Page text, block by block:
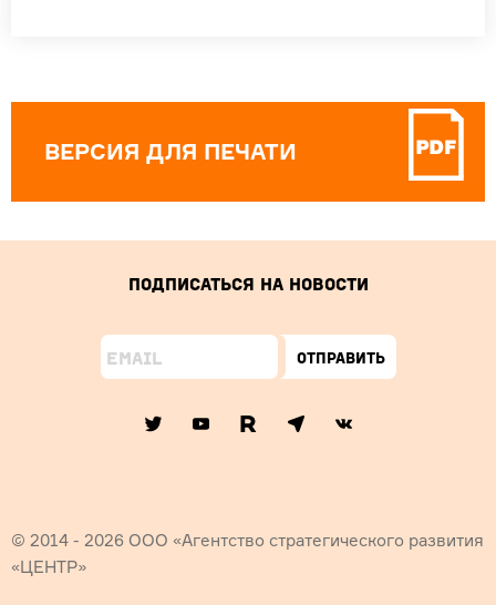
ВЕРСИЯ ДЛЯ ПЕЧАТИ
Подписаться на новости
Отправить
© 2014 - 2026 ООО «Агентство стратегического развития
«ЦЕНТР»